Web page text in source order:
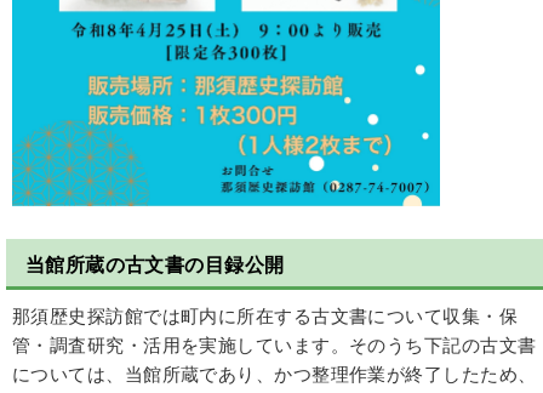
当館所蔵の古文書の目録公開
那須歴史探訪館では町内に所在する古文書について収集・保
管・調査研究・活用を実施しています。そのうち下記の古文書
については、当館所蔵であり、かつ整理作業が終了したため、